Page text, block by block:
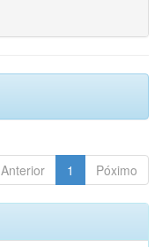
Anterior 1 Póximo